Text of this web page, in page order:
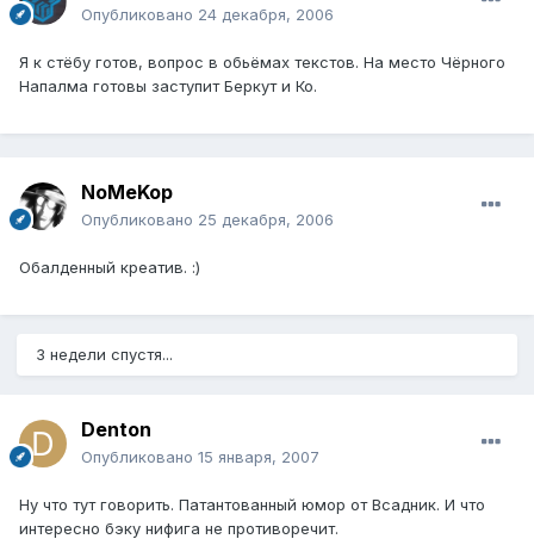
Опубликовано 24 декабря, 2006
Я к стёбу готов, вопрос в обьёмах текстов. На место Чёрного
Напалма готовы заступит Беркут и Ко.
NoMeKop
Опубликовано 25 декабря, 2006
Обалденный креатив. :)
3 недели спустя...
Denton
Опубликовано 15 января, 2007
Ну что тут говорить. Патантованный юмор от Всадник. И что
интересно бэку нифига не противоречит.